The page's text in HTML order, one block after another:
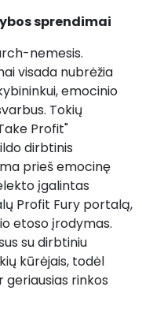
sprendimai
nemesis.
visada nubrėžia
emocinio
Tokių
Profit"
dirbtinis
prieš emocinę
įgalintas
Profit Fury portalą,
etoso įrodymas.
su dirbtiniu
kūrėjais, todėl
geriausias rinkos